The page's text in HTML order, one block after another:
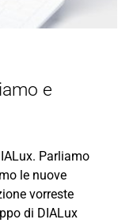
e
Parliamo
le nuove
vorreste
di DIALux